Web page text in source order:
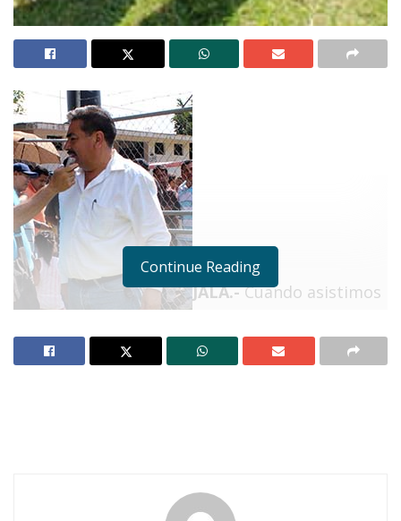
JALA.-Cuando asistimos
a la gran final del torneo de fútbol con motivo
Continue Reading